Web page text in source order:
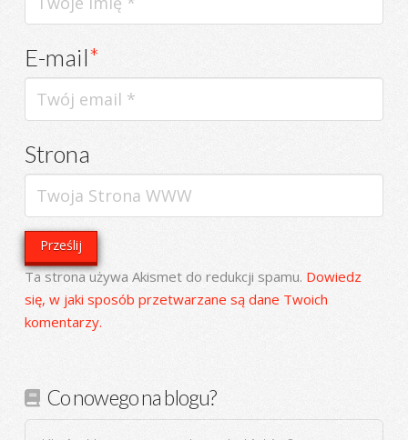
E-mail*
Strona
Ta strona używa Akismet do redukcji spamu. Dowiedz
się, w jaki sposób przetwarzane są dane Twoich
komentarzy.
Co nowego na blogu?